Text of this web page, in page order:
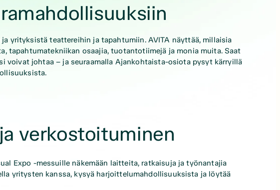
yrityksistä teattereihin ja tapahtumiin. AVITA näyttää, millaisia
tapahtumatekniikan osaajia, tuotantotiimejä ja monia muita. Saat
voivat johtaa – ja seuraamalla Ajankohtaista-osiota pysyt kärryillä
verkostoituminen
Expo -messuille näkemään laitteita, ratkaisuja ja työnantajia
yritysten kanssa, kysyä harjoittelumahdollisuuksista ja löytää